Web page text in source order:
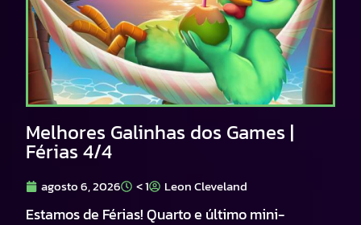
Melhores Galinhas dos Games |
Férias 4/4
agosto 6, 2026 < 1 Leon Cleveland
Estamos de Férias! Quarto e último mini-